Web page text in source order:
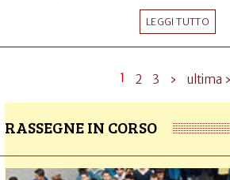
LEGGI TUTTO
1 2 3 › ultima
RASSEGNE IN CORSO